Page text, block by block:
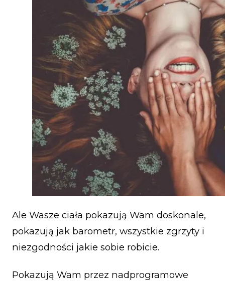
Ale Wasze ciała pokazują Wam doskonale,
pokazują jak barometr, wszystkie zgrzyty i
niezgodności jakie sobie robicie.
Pokazują Wam przez nadprogramowe